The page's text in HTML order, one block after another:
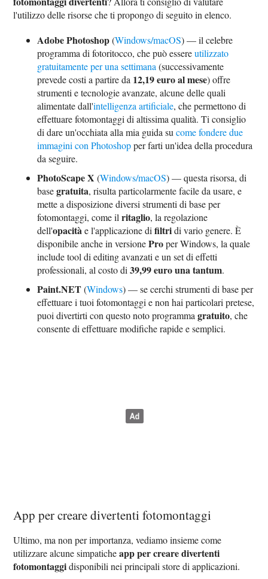
l'utilizzo delle risorse che ti propongo di seguito in elenco.
Adobe Photoshop(Windows/macOS) — il celebre
programma di fotoritocco, che può essereutilizzato
gratuitamente per una settimana (successivamente
prevede costi a partire da 12,19 euro al mese) offre
strumenti e tecnologie avanzate, alcune delle quali
alimentate dall'intelligenza artificiale, che permettono di
effettuare fotomontaggi di altissima qualità. Ti consiglio
di dare un'occhiata alla mia guida sucome fondere due
immagini con Photoshopper farti un'idea della procedura
da seguire.
PhotoScape X (Windows/macOS) — questa risorsa, di
basegratuita, risulta particolarmente facile da usare, e
mette a disposizione diversi strumenti di base per
fotomontaggi, come ilritaglio, la regolazione
dell'opacitàe l'applicazione difiltridi vario genere. È
disponibile anche in versioneProper Windows, la quale
include tool di editing avanzati e un set di effetti
professionali, al costo di39,99 euro una tantum.
Paint.NET(Windows) — se cerchi strumenti di base per
effettuare i tuoi fotomontaggi e non hai particolari pretese,
puoi divertirti con questo noto programmagratuito, che
consente di effettuare modifiche rapide e semplici.
App per creare divertenti fotomontaggi
Ultimo, ma non per importanza, vediamo insieme come
utilizzare alcune simpaticheapp per creare divertenti
fotomontaggidisponibili nei principali store di applicazioni.